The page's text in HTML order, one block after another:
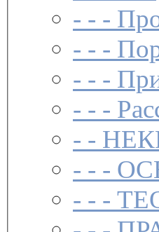
- - -
- - -
- - -
- - -
- -
- - -
- - -